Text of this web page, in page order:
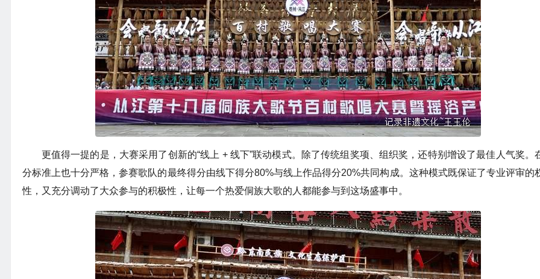
更值得一提的是，大赛采用了创新的“线上 + 线下”联动模式。除了传统组奖项、组织奖，还特别增设了最佳人气奖。
分标准上也十分严格，参赛歌队的最终得分由线下得分80%与线上作品得分20%共同构成。这种模式既保证了专业评审的
性，又充分调动了大众参与的积极性，让每一个热爱侗族大歌的人都能参与到这场盛事中。